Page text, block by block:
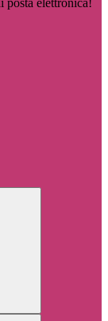
posta elettronica!